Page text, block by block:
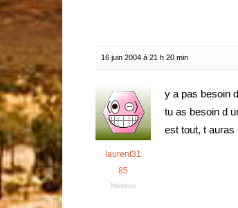
16 juin 2004 à 21 h 20 min
laurent31
85
Membre
y a pas besoin
tu as besoin d
est tout, t auras